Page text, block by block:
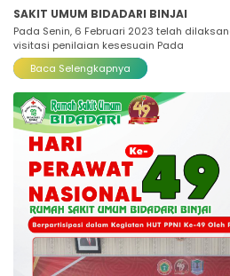
SAKIT UMUM BIDADARI BINJAI
Pada Senin, 6 Februari 2023 telah
visitasi penilaian kesesuain Pada
Baca Selengkapnya